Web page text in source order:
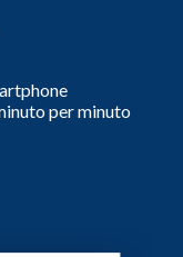
per minuto